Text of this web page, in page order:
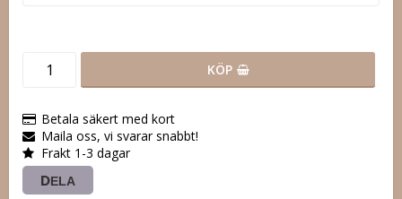
KÖP
Betala säkert med kort
Maila oss, vi svarar snabbt!
Frakt 1-3 dagar
DELA